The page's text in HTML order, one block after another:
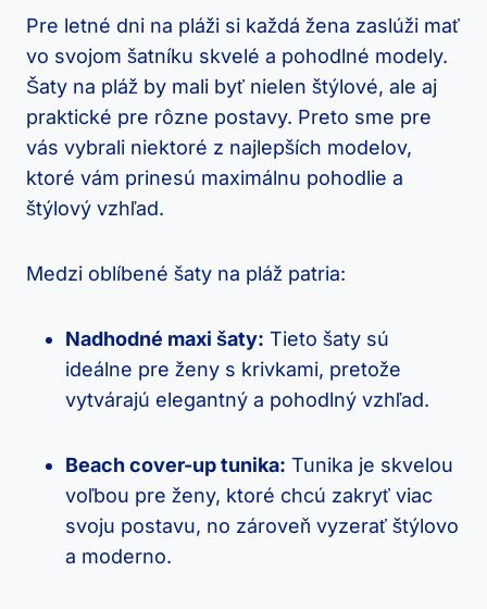
Pre letné dni na pláži si každá žena zaslúži mať
vo svojom šatníku skvelé a pohodlné modely.
Šaty na pláž by mali byť nielen štýlové, ale aj
praktické pre rôzne postavy. Preto sme pre
vás vybrali niektoré z najlepších modelov,
ktoré vám prinesú maximálnu pohodlie a
štýlový vzhľad.
Medzi oblíbené šaty na pláž patria:
Nadhodné maxi šaty: Tieto šaty sú
ideálne pre ženy s krivkami, pretože
vytvárajú elegantný a pohodlný vzhľad.
Beach cover-up tunika: Tunika je skvelou
voľbou pre ženy, ktoré chcú zakryť viac
svoju postavu, no zároveň vyzerať štýlovo
a moderno.